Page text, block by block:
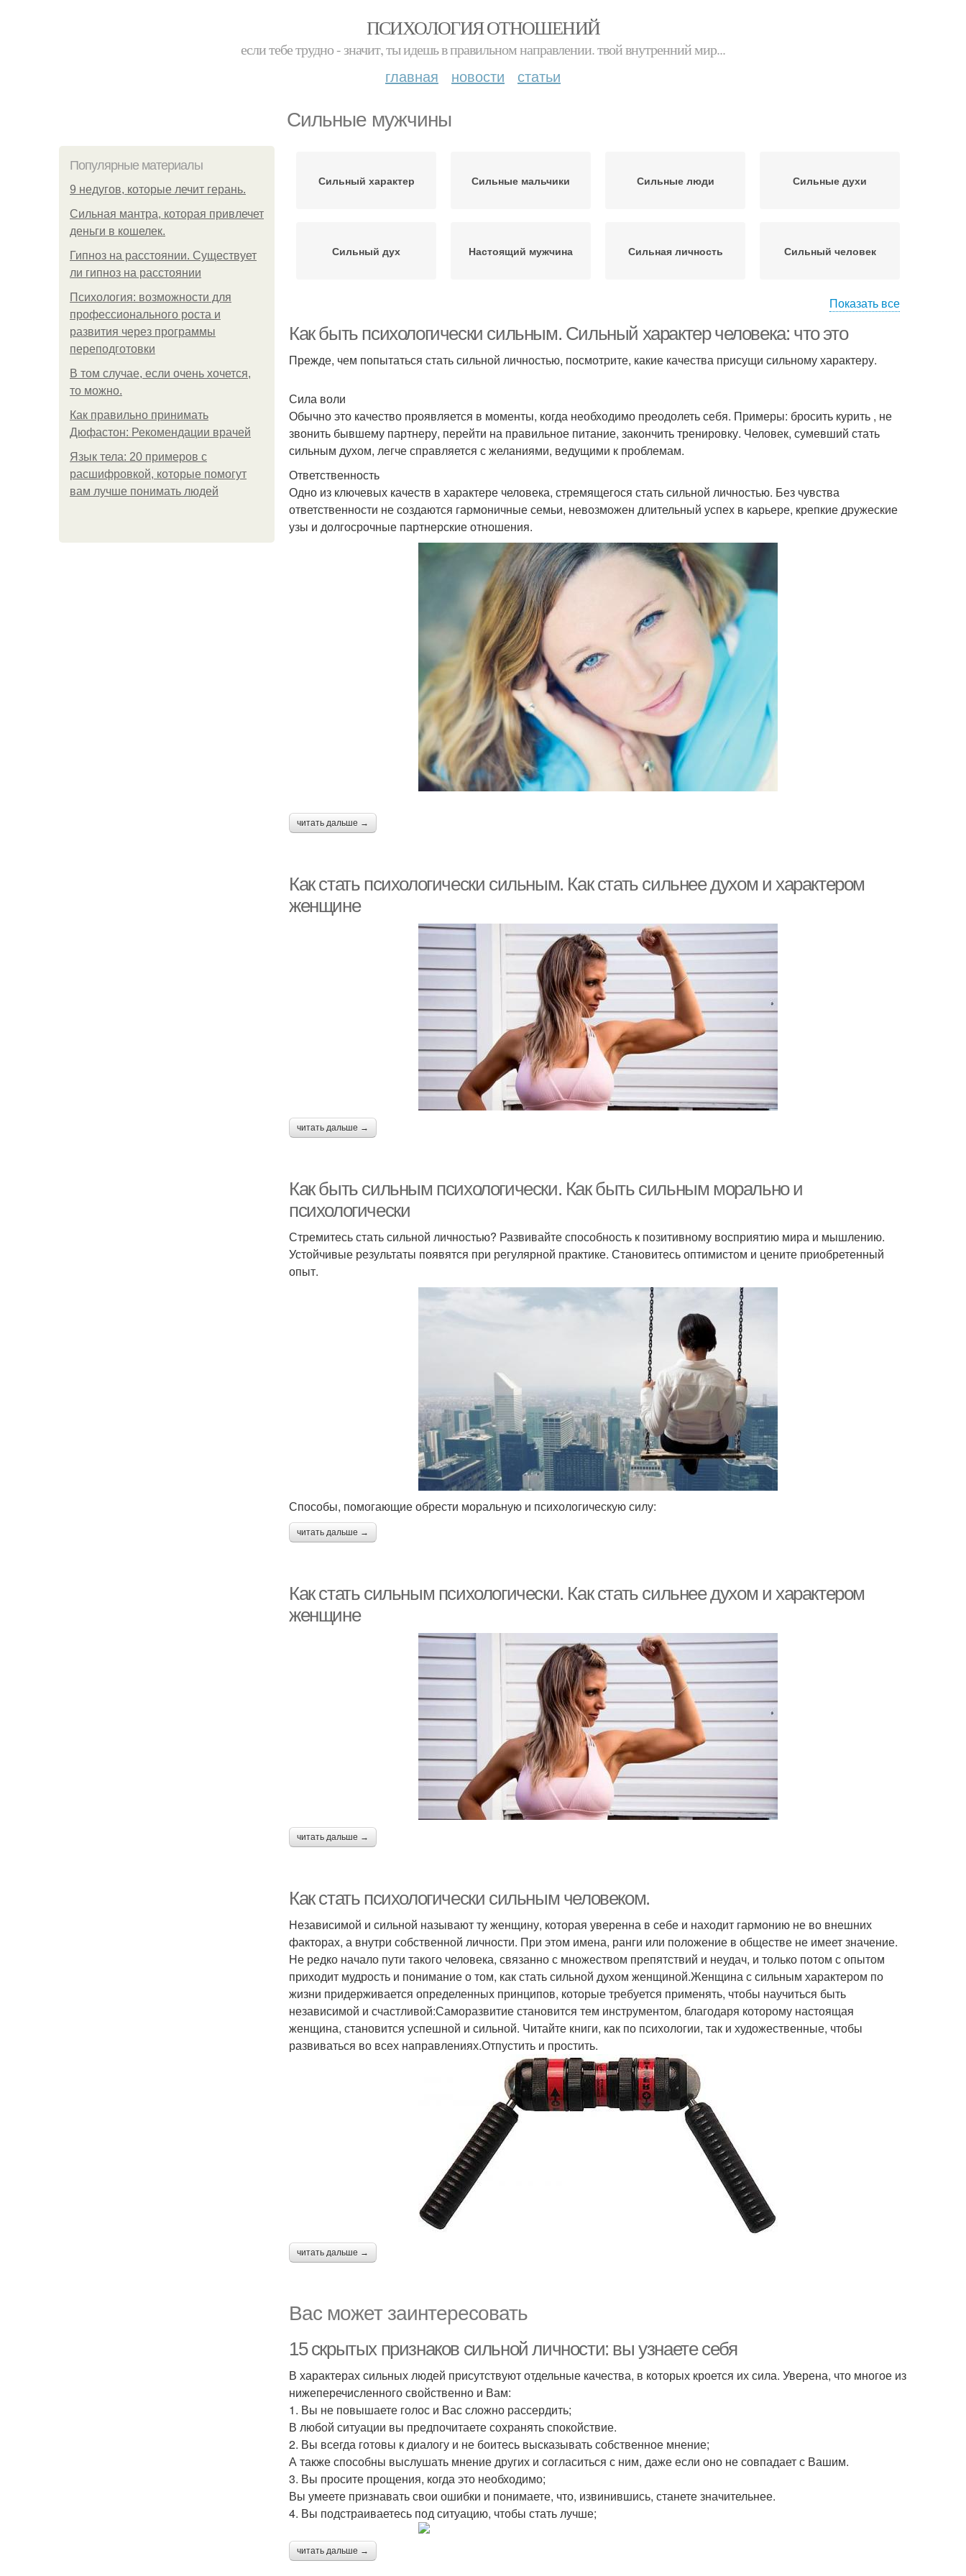
ПСИХОЛОГИЯ ОТНОШЕНИЙ
если тебе трудно - значит, ты идешь в правильном направлении. твой внутренний мир...
главная новости статьи
Сильные мужчины
Популярные материалы
9 недугов, которые лечит герань.
Сильная мантра, которая привлечет
деньги в кошелек.
Гипноз на расстоянии. Существует
ли гипноз на расстоянии
Психология: возможности для
профессионального роста и
развития через программы
переподготовки
В том случае, если очень хочется,
то можно.
Как правильно принимать
Дюфастон: Рекомендации врачей
Язык тела: 20 примеров с
расшифровкой, которые помогут
вам лучше понимать людей
Сильный характер Сильные мальчики Сильные люди Сильные духи
Сильный дух Настоящий мужчина Сильная личность Сильный человек
Показать все
Как быть психологически сильным. Сильный характер человека: что это
Прежде, чем попытаться стать сильной личностью, посмотрите, какие качества присущи сильному характеру.
Сила воли
Обычно это качество проявляется в моменты, когда необходимо преодолеть себя. Примеры: бросить курить , не
звонить бывшему партнеру, перейти на правильное питание, закончить тренировку. Человек, сумевший стать
сильным духом, легче справляется с желаниями, ведущими к проблемам.
Ответственность
Одно из ключевых качеств в характере человека, стремящегося стать сильной личностью. Без чувства
ответственности не создаются гармоничные семьи, невозможен длительный успех в карьере, крепкие дружеские
узы и долгосрочные партнерские отношения.
читать дальше →
Как стать психологически сильным. Как стать сильнее духом и характером
женщине
читать дальше →
Как быть сильным психологически. Как быть сильным морально и
психологически
Стремитесь стать сильной личностью? Развивайте способность к позитивному восприятию мира и мышлению.
Устойчивые результаты появятся при регулярной практике. Становитесь оптимистом и цените приобретенный
опыт.
Способы, помогающие обрести моральную и психологическую силу:
читать дальше →
Как стать сильным психологически. Как стать сильнее духом и характером
женщине
читать дальше →
Как стать психологически сильным человеком.
Независимой и сильной называют ту женщину, которая уверенна в себе и находит гармонию не во внешних
факторах, а внутри собственной личности. При этом имена, ранги или положение в обществе не имеет значение.
Не редко начало пути такого человека, связанно с множеством препятствий и неудач, и только потом с опытом
приходит мудрость и понимание о том, как стать сильной духом женщиной.Женщина с сильным характером по
жизни придерживается определенных принципов, которые требуется применять, чтобы научиться быть
независимой и счастливой:Саморазвитие становится тем инструментом, благодаря которому настоящая
женщина, становится успешной и сильной. Читайте книги, как по психологии, так и художественные, чтобы
развиваться во всех направлениях.Отпустить и простить.
читать дальше →
Вас может заинтересовать
15 скрытых признаков сильной личности: вы узнаете себя
В характерах сильных людей присутствуют отдельные качества, в которых кроется их сила. Уверена, что многое из
нижеперечисленного свойственно и Вам:
1. Вы не повышаете голос и Вас сложно рассердить;
В любой ситуации вы предпочитаете сохранять спокойствие.
2. Вы всегда готовы к диалогу и не боитесь высказывать собственное мнение;
А также способны выслушать мнение других и согласиться с ним, даже если оно не совпадает с Вашим.
3. Вы просите прощения, когда это необходимо;
Вы умеете признавать свои ошибки и понимаете, что, извинившись, станете значительнее.
4. Вы подстраиваетесь под ситуацию, чтобы стать лучше;
читать дальше →